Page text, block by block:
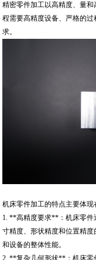
精密零件加工以高精度、量
程需要高精度设备、严格的
求。
机床零件加工的特点主要体现
1. **高精度要求**：机床零件
寸精度、形状精度和位置精
和设备的整体性能。
2. **复杂几何形状**：机床零